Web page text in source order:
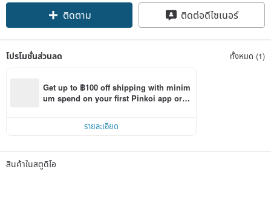
ติดตาม ติดต่อดีไซเนอร์
โปรโมชั่นส่วนลด ทั้งหมด (1)
Get up to ฿100 off shipping with minim
um spend on your first Pinkoi app orde
รายละเอียด
สินค้าในสตูดิโอ